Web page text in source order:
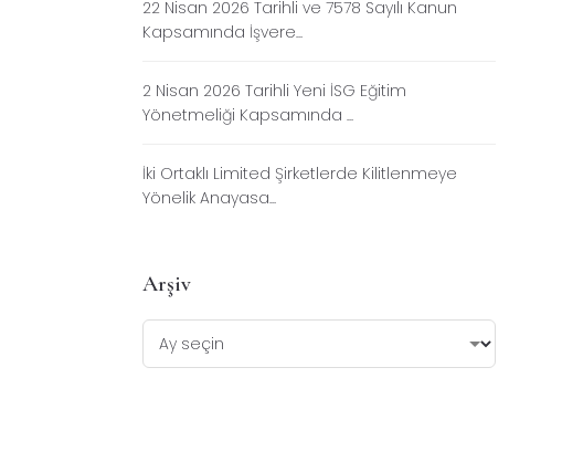
22 Nisan 2026 Tarihli ve 7578 Sayılı Kanun
Kapsamında İşvere...
2 Nisan 2026 Tarihli Yeni İSG Eğitim
Yönetmeliği Kapsamında ...
İki Ortaklı Limited Şirketlerde Kilitlenmeye
Yönelik Anayasa...
Arşiv